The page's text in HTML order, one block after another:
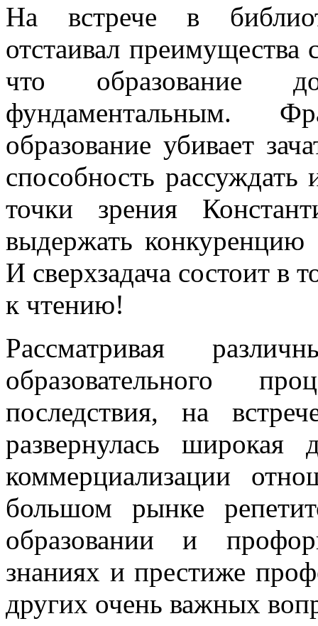
На встрече в
отстаивал преимущества
что
фундаментальным.
образование убивает
способность
точки зрения
выдержать
И сверхзадача состоит в
к чтению!
Рассматривая
образовательного
последствия, на
развернулась
коммерциализации
большом рынке
образовании и
знаниях и престиже
других очень важных